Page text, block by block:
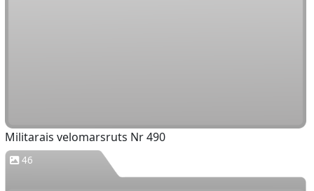
Militarais velomarsruts Nr 490
46